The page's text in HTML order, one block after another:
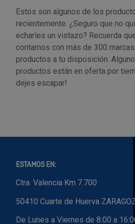
Estos son algunos de los
recientemente. ¿Seguro que no
echarles un vistazo? Recuerda
contamos con más de 300
productos a tu disposición.
productos están en oferta por
dejes escapar!
ESTAMOS EN:
Ctra. Valencia Km 7.700
50410 Cuarte de Huerva
De Lunes a Viernes de 8:00 a